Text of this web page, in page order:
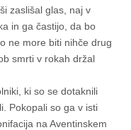
zaslišal glas, naj v
in ga častijo, da bo
ne more biti nihče drug
smrti v rokah držal
ki so se dotaknili
Pokopali so ga v isti
na Aventinskem